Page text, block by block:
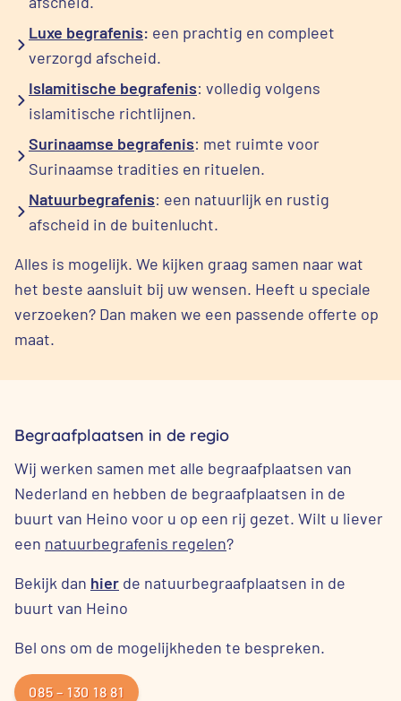
Luxe begrafenis: een prachtig en compleet
verzorgd afscheid.
Islamitische begrafenis: volledig volgens
islamitische richtlijnen.
Surinaamse begrafenis: met ruimte voor
Surinaamse tradities en rituelen.
Natuurbegrafenis: een natuurlijk en rustig
afscheid in de buitenlucht.
Alles is mogelijk. We kijken graag samen naar wat
het beste aansluit bij uw wensen. Heeft u speciale
verzoeken? Dan maken we een passende offerte op
maat.
Begraafplaatsen in de regio
Wij werken samen met alle begraafplaatsen van
Nederland en hebben de begraafplaatsen in de
buurt van Heino voor u op een rij gezet. Wilt u liever
een natuurbegrafenis regelen?
Bekijk dan hier de natuurbegraafplaatsen in de
buurt van Heino
Bel ons om de mogelijkheden te bespreken.
085 – 130 18 81